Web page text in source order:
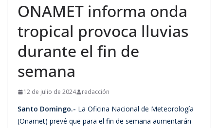
ONAMET informa onda
tropical provoca lluvias
durante el fin de
semana
12 de julio de 2024 redacción
Santo Domingo.- La Oficina Nacional de Meteorología
(Onamet) prevé que para el fin de semana aumentarán